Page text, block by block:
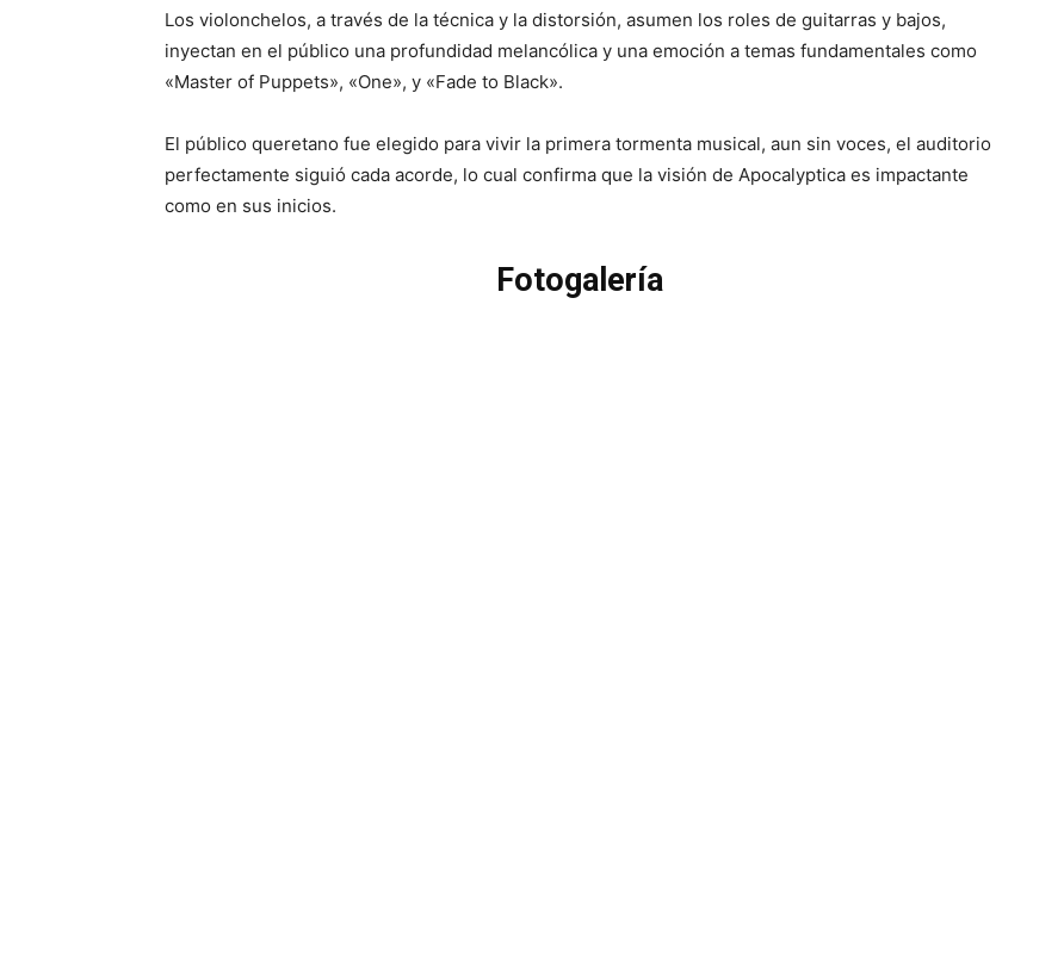
Los violonchelos, a través de la técnica y la distorsión, asumen los roles de guitarras y bajos,
inyectan en el público una profundidad melancólica y una emoción a temas fundamentales como
«Master of Puppets», «One», y «Fade to Black».
El público queretano fue elegido para vivir la primera tormenta musical, aun sin voces, el auditorio
perfectamente siguió cada acorde, lo cual confirma que la visión de Apocalyptica es impactante
como en sus inicios.
Fotogalería